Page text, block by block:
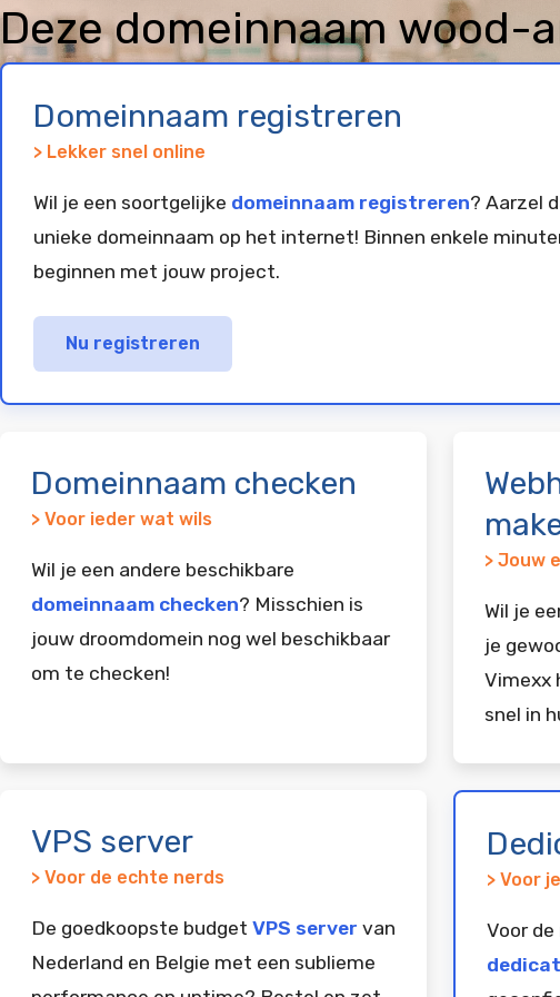
Deze domeinnaam wood-
geregistreerd en
Domeinnaam registreren
> Lekker snel online
Wil je een soortgelijke domeinnaam registreren? Aarzel
unieke domeinnaam op het internet! Binnen enkele
beginnen met jouw project.
Nu registreren
Domeinnaam checken
> Voor ieder wat wils
Wil je een andere beschikbare
domeinnaam checken? Misschien is
jouw droomdomein nog wel beschikbaar
om te checken!
> Jouw
Wil je
je
Vimexx
snel in
VPS server
> Voor de echte nerds
De goedkoopste budget VPS server van
Nederland en Belgie met een sublieme
> Voor
Voor